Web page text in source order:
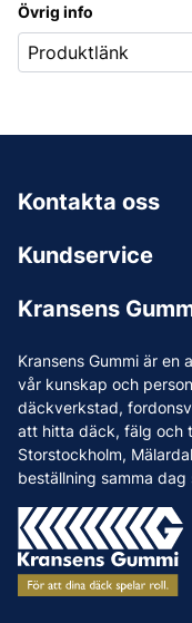
Övrig info
Produktlänk
Kransens Gummi är en
vår kunskap och
däckverkstad,
att hitta däck, fälg och
Storstockholm,
beställning samma
Kundservice
Leverans
Reklamation &
Betalning & faktura
Köpvillkor
Vanliga frågor och
Kransens
Vi som jobbar på
Jobba hos oss
Nyheter
Tips & Råd
Varumärken
Våra Verkstäder
Press
Kontakta oss
0156-409 00
Mån-Tors
Lunchstängt